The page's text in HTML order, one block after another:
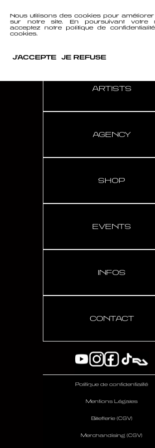
Nous utilisons des cookies pour
sur notre site. En poursuivant votre
acceptez notre politique de
cookies.
J'ACCEPTE JE REFUSE
ARTISTS
AGENCY
SHOP
EVENTS
INFOS
CONTACT
Politique de confidentialité
Mentions Légales
Billetterie (CGV)
Merchandising (CGV)